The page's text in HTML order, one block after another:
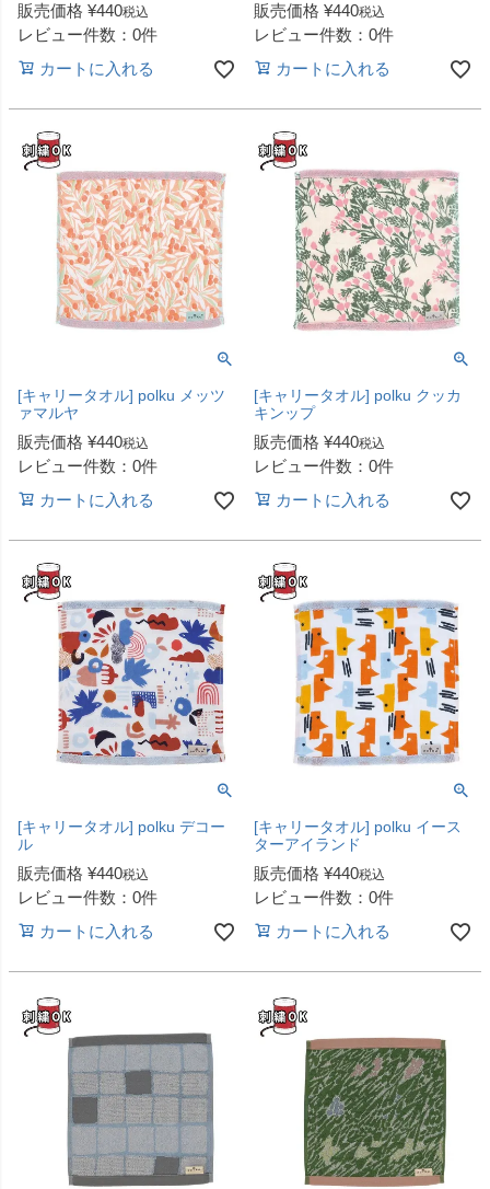
販売価格 ¥440税込
レビュー件数：0件
カートに入れる
販売価格 ¥440税込
レビュー件数：0件
カートに入れる
[キャリータオル] polku メッツ
ァマルヤ
販売価格 ¥440税込
レビュー件数：0件
カートに入れる
[キャリータオル] polku クッカ
キンップ
販売価格 ¥440税込
レビュー件数：0件
カートに入れる
[キャリータオル] polku デコー
ル
販売価格 ¥440税込
レビュー件数：0件
カートに入れる
[キャリータオル] polku イース
ターアイランド
販売価格 ¥440税込
レビュー件数：0件
カートに入れる